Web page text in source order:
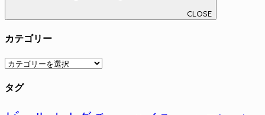
CLOSE
カテゴリー
カ
ゴ
ー
タグ